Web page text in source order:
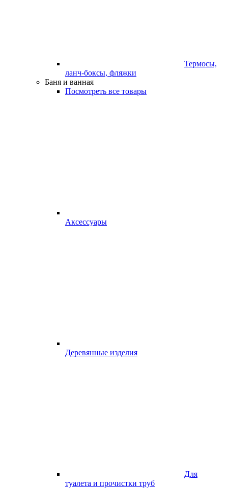
Термосы,
ланч-боксы, фляжки
Баня и ванная
Посмотреть все товары
Аксессуары
Деревянные изделия
Для
туалета и прочистки труб